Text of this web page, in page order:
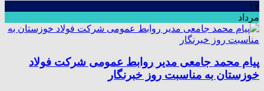
۱۷
مرداد
پیام محمد جامعی مدیر روابط عمومی شرکت فولاد
خوزستان به مناسبت روز خبرنگار